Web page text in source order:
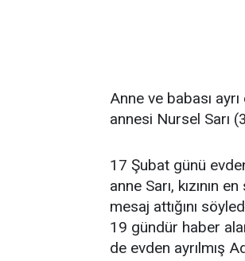
Anne ve babası
annesi Nursel Sarı
17 Şubat günü
anne Sarı, kızının
mesaj attığını
19 gündür haber
de evden ayrılmış